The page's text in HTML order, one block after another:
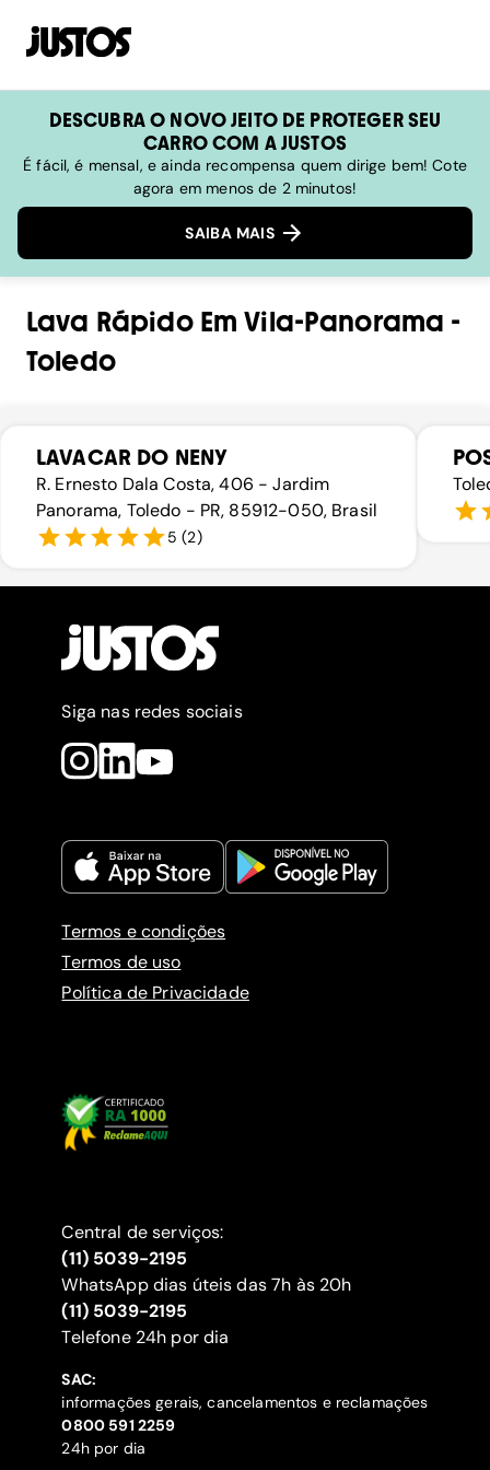
DESCUBRA O NOVO JEITO DE PROTEGER SEU
CARRO COM A JUSTOS
É fácil, é mensal, e ainda recompensa quem dirige bem! Cote
agora em menos de 2 minutos!
SAIBA MAIS
Lava RápidoEmVila-Panorama -
Toledo
LAVACAR DO NENY
R. Ernesto Dala Costa, 406 - Jardim
Panorama, Toledo - PR, 85912-050, Brasil
5 (2)
Siga nas redes sociais
Termos e condições
Termos de uso
Política de Privacidade
Central de serviços:
(11) 5039-2195
WhatsApp dias úteis das 7h às 20h
(11) 5039-2195
‍Telefone 24h por dia
SAC:
informações gerais, cancelamentos e reclamações
‍0800 591 2259
24h por dia